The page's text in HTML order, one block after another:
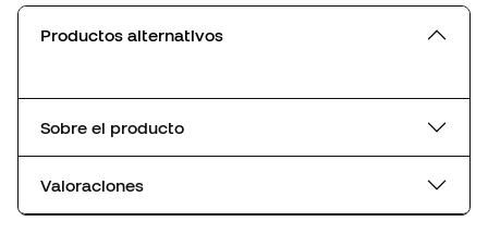
Productos alternativos
Sobre el producto
Valoraciones